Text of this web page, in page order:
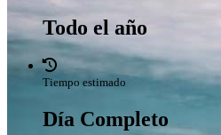
Todo el año
Tiempo estimado
Día Completo